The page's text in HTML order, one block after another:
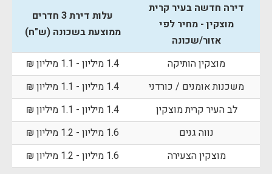
דירה חדשה בעיר קרית
מוצקין - מחיר לפי
אזור/שכונה
עלות דירת 3 חדרים
ממוצעת בשכונה (ש"ח)
מוצקין הותיקה
1.4 מיליון - 1.1 מיליון ₪
משכנות אומנים / כורדני
1.4 מיליון - 1.1 מיליון ₪
לב העיר קרית מוצקין
1.4 מיליון - 1.1 מיליון ₪
נווה גנים
1.6 מיליון - 1.2 מיליון ₪
מוצקין הצעירה
1.6 מיליון - 1.2 מיליון ₪